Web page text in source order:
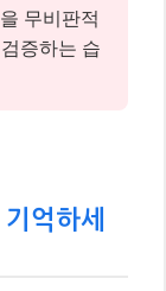
무비판적
증하는 습
억하세